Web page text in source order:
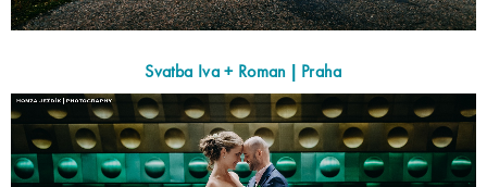
Svatba Iva + Roman | Praha